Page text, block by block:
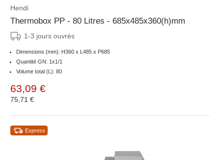
Hendi
Thermobox PP - 80 Litres - 685x485x360(h)mm
1-3 jours ouvrés
Dimensions (mm): H360 x L485 x P685
Quantité GN: 1x1/1
Volume total (L): 80
63,09 €
75,71 €
Express